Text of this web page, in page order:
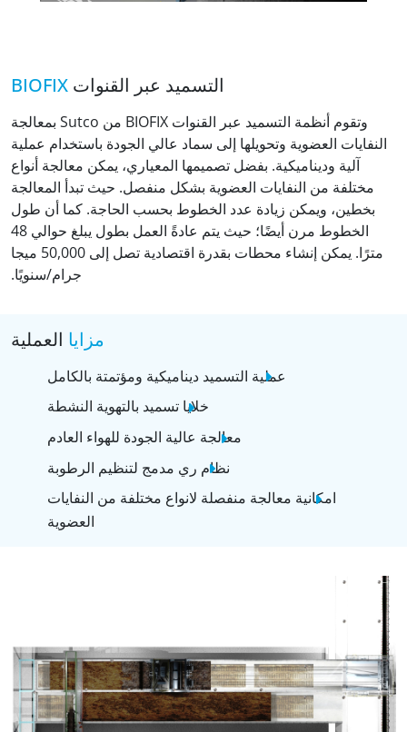
التسميد عبر القنواتBIOFIX
وتقوم أنظمة التسميد عبر القنوات BIOFIX من Sutco بمعالجة
النفايات العضوية وتحويلها إلى سماد عالي الجودة باستخدام عملية
آلية وديناميكية. بفضل تصميمها المعياري، يمكن معالجة أنواع
مختلفة من النفايات العضوية بشكل منفصل. حيث تبدأ المعالجة
بخطين، ويمكن زيادة عدد الخطوط بحسب الحاجة. كما أن طول
الخطوط مرن أيضًا؛ حيث يتم عادةً العمل بطول يبلغ حوالي 48
مترًا. يمكن إنشاء محطات بقدرة اقتصادية تصل إلى 50,000 ميجا
جرام/سنويًا.
مزاياالعملية
عملية التسميد ديناميكية ومؤتمتة بالكامل
خلايا تسميد بالتهوية النشطة
معالجة عالية الجودة للهواء العادم
نظام ري مدمج لتنظيم الرطوبة
امكانية معالجة منفصلة لانواع مختلفة من النفايات
العضوية